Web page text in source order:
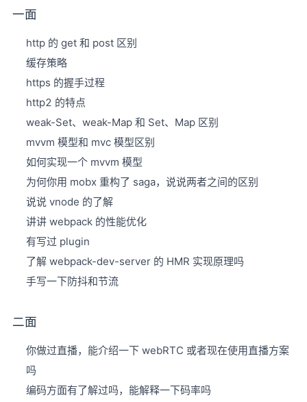
一面
http 的 get 和 post 区别
缓存策略
https 的握手过程
http2 的特点
weak-Set、weak-Map 和 Set、Map 区别
mvvm 模型和 mvc 模型区别
如何实现一个 mvvm 模型
为何你用 mobx 重构了 saga，说说两者之间的区别
说说 vnode 的了解
讲讲 webpack 的性能优化
有写过 plugin
了解 webpack-dev-server 的 HMR 实现原理吗
手写一下防抖和节流
二面
你做过直播，能介绍一下 webRTC 或者现在使用直播方案
吗
编码方面有了解过吗，能解释一下码率吗